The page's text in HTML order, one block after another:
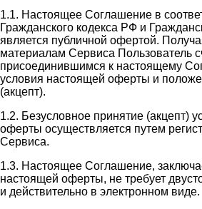
1.1. Настоящее Соглашение в
Гражданского кодекса РФ и
является публичной офертой.
материалам Сервиса Пользователь
присоединившимся к настоящему
условия настоящей оферты и
(акцепт).
1.2. Безусловное принятие (акцепт)
оферты осуществляется путем
Сервиса.
1.3. Настоящее Соглашение,
настоящей оферты, не требует
и действительно в электронном виде.